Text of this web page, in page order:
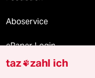
Aboservice
ePaper Login
Downloads für
taz zahl ich